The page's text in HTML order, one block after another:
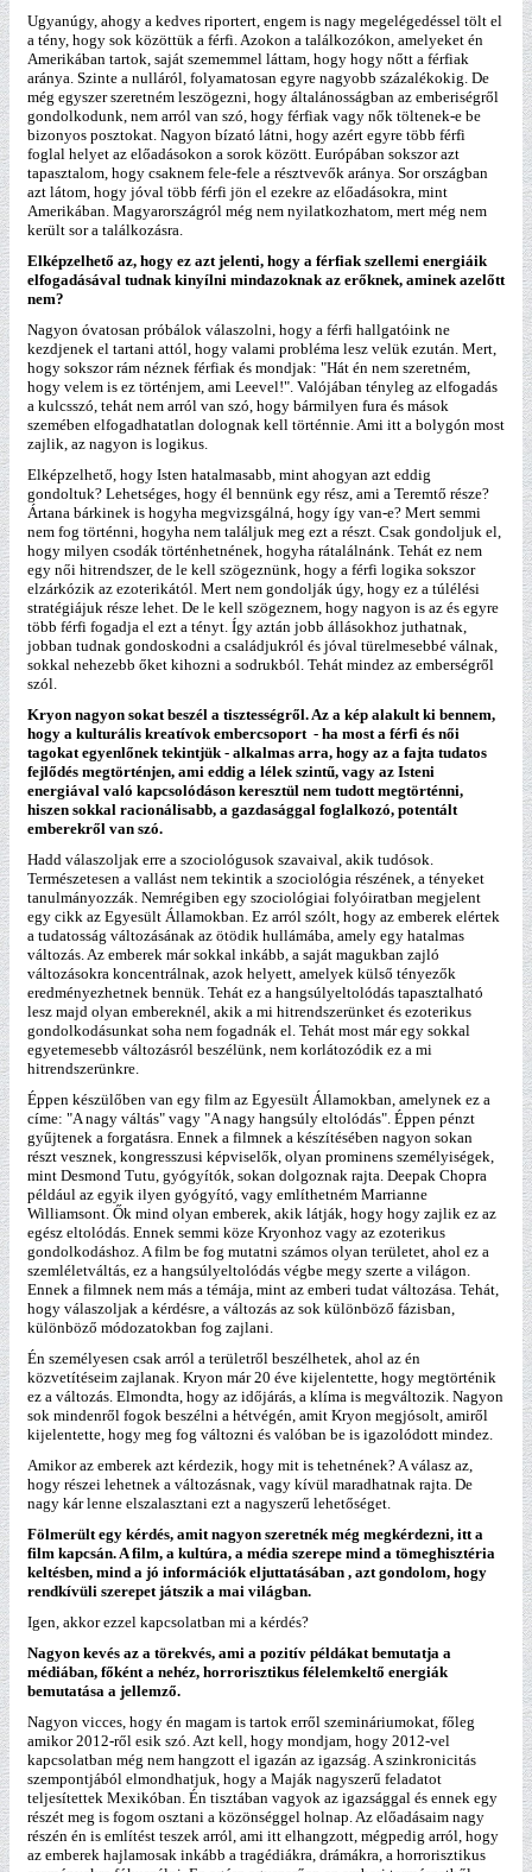
Ugyanúgy, ahogy a kedves riportert, engem is nagy megelégedéssel tölt el
a tény, hogy sok közöttük a férfi. Azokon a találkozókon, amelyeket én
Amerikában tartok, saját szememmel láttam, hogy hogy nőtt a férfiak
aránya. Szinte a nulláról, folyamatosan egyre nagyobb százalékokig. De
még egyszer szeretném leszögezni, hogy általánosságban az emberiségről
gondolkodunk, nem arról van szó, hogy férfiak vagy nők töltenek-e be
bizonyos posztokat. Nagyon bízató látni, hogy azért egyre több férfi
foglal helyet az előadásokon a sorok között. Európában sokszor azt
tapasztalom, hogy csaknem fele-fele a résztvevők aránya. Sor országban
azt látom, hogy jóval több férfi jön el ezekre az előadásokra, mint
Amerikában. Magyarországról még nem nyilatkozhatom, mert még nem
került sor a találkozásra.
Elképzelhető az, hogy ez azt jelenti, hogy a férfiak szellemi energiáik
elfogadásával tudnak kinyílni mindazoknak az erőknek, aminek azelőtt
nem?
Nagyon óvatosan próbálok válaszolni, hogy a férfi hallgatóink ne
kezdjenek el tartani attól, hogy valami probléma lesz velük ezután. Mert,
hogy sokszor rám néznek férfiak és mondjak: "Hát én nem szeretném,
hogy velem is ez történjem, ami Leevel!". Valójában tényleg az elfogadás
a kulcsszó, tehát nem arról van szó, hogy bármilyen fura és mások
szemében elfogadhatatlan dolognak kell történnie. Ami itt a bolygón most
zajlik, az nagyon is logikus.
Elképzelhető, hogy Isten hatalmasabb, mint ahogyan azt eddig
gondoltuk? Lehetséges, hogy él bennünk egy rész, ami a Teremtő része?
Ártana bárkinek is hogyha megvizsgálná, hogy így van-e? Mert semmi
nem fog történni, hogyha nem találjuk meg ezt a részt. Csak gondoljuk el,
hogy milyen csodák történhetnének, hogyha rátalálnánk. Tehát ez nem
egy női hitrendszer, de le kell szögeznünk, hogy a férfi logika sokszor
elzárkózik az ezoterikától. Mert nem gondolják úgy, hogy ez a túlélési
stratégiájuk része lehet. De le kell szögeznem, hogy nagyon is az és egyre
több férfi fogadja el ezt a tényt. Így aztán jobb állásokhoz juthatnak,
jobban tudnak gondoskodni a családjukról és jóval türelmesebbé válnak,
sokkal nehezebb őket kihozni a sodrukból. Tehát mindez az emberségről
szól.
Kryon nagyon sokat beszél a tisztességről. Az a kép alakult ki bennem,
hogy a kulturális kreatívok embercsoport - ha most a férfi és női
tagokat egyenlőnek tekintjük - alkalmas arra, hogy az a fajta tudatos
fejlődés megtörténjen, ami eddig a lélek szintű, vagy az Isteni
energiával való kapcsolódáson keresztül nem tudott megtörténni,
hiszen sokkal racionálisabb, a gazdasággal foglalkozó, potentált
emberekről van szó.
Hadd válaszoljak erre a szociológusok szavaival, akik tudósok.
Természetesen a vallást nem tekintik a szociológia részének, a tényeket
tanulmányozzák. Nemrégiben egy szociológiai folyóiratban megjelent
egy cikk az Egyesült Államokban. Ez arról szólt, hogy az emberek elértek
a tudatosság változásának az ötödik hullámába, amely egy hatalmas
változás. Az emberek már sokkal inkább, a saját magukban zajló
változásokra koncentrálnak, azok helyett, amelyek külső tényezők
eredményezhetnek bennük. Tehát ez a hangsúlyeltolódás tapasztalható
lesz majd olyan embereknél, akik a mi hitrendszerünket és ezoterikus
gondolkodásunkat soha nem fogadnák el. Tehát most már egy sokkal
egyetemesebb változásról beszélünk, nem korlátozódik ez a mi
hitrendszerünkre.
Éppen készülőben van egy film az Egyesült Államokban, amelynek ez a
címe: "A nagy váltás" vagy "A nagy hangsúly eltolódás". Éppen pénzt
gyűjtenek a forgatásra. Ennek a filmnek a készítésében nagyon sokan
részt vesznek, kongresszusi képviselők, olyan prominens személyiségek,
mint Desmond Tutu, gyógyítók, sokan dolgoznak rajta. Deepak Chopra
például az egyik ilyen gyógyító, vagy említhetném Marrianne
Williamsont. Ők mind olyan emberek, akik látják, hogy hogy zajlik ez az
egész eltolódás. Ennek semmi köze Kryonhoz vagy az ezoterikus
gondolkodáshoz. A film be fog mutatni számos olyan területet, ahol ez a
szemléletváltás, ez a hangsúlyeltolódás végbe megy szerte a világon.
Ennek a filmnek nem más a témája, mint az emberi tudat változása. Tehát,
hogy válaszoljak a kérdésre, a változás az sok különböző fázisban,
különböző módozatokban fog zajlani.
Én személyesen csak arról a területről beszélhetek, ahol az én
közvetítéseim zajlanak. Kryon már 20 éve kijelentette, hogy megtörténik
ez a változás. Elmondta, hogy az időjárás, a klíma is megváltozik. Nagyon
sok mindenről fogok beszélni a hétvégén, amit Kryon megjósolt, amiről
kijelentette, hogy meg fog változni és valóban be is igazolódott mindez.
Amikor az emberek azt kérdezik, hogy mit is tehetnének? A válasz az,
hogy részei lehetnek a változásnak, vagy kívül maradhatnak rajta. De
nagy kár lenne elszalasztani ezt a nagyszerű lehetőséget.
Fölmerült egy kérdés, amit nagyon szeretnék még megkérdezni, itt a
film kapcsán. A film, a kultúra, a média szerepe mind a tömeghisztéria
keltésben, mind a jó információk eljuttatásában , azt gondolom, hogy
rendkívüli szerepet játszik a mai világban.
Igen, akkor ezzel kapcsolatban mi a kérdés?
Nagyon kevés az a törekvés, ami a pozitív példákat bemutatja a
médiában, főként a nehéz, horrorisztikus félelemkeltő energiák
bemutatása a jellemző.
Nagyon vicces, hogy én magam is tartok erről szemináriumokat, főleg
amikor 2012-ről esik szó. Azt kell, hogy mondjam, hogy 2012-vel
kapcsolatban még nem hangzott el igazán az igazság. A szinkronicitás
szempontjából elmondhatjuk, hogy a Maják nagyszerű feladatot
teljesítettek Mexikóban. Én tisztában vagyok az igazsággal és ennek egy
részét meg is fogom osztani a közönséggel holnap. Az előadásaim nagy
részén én is említést teszek arról, ami itt elhangzott, mégpedig arról, hogy
az emberek hajlamosak inkább a tragédiákra, drámákra, a horrorisztikus